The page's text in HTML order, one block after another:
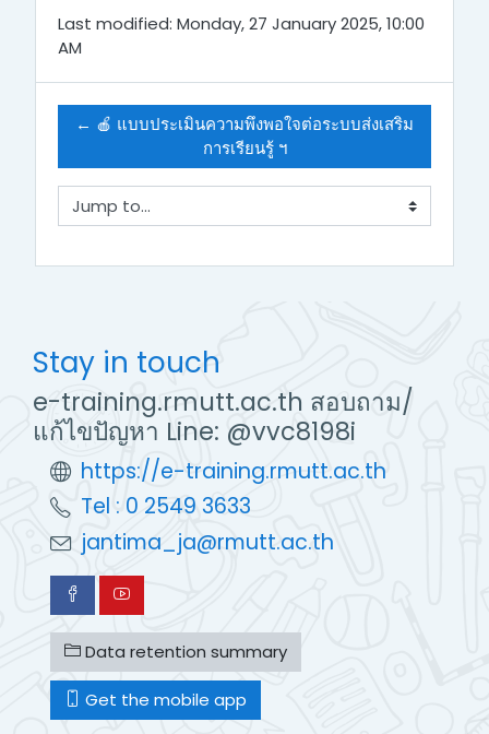
i
d
e
o
Last modified: Monday, 27 January 2025, 10:00
AM
← 🍎 แบบประเมินความพึงพอใจต่อระบบส่งเสริม
การเรียนรู้ ฯ
Jump to...
Stay in touch
e-training.rmutt.ac.th สอบถาม/
แก้ไขปัญหา Line: @vvc8198i
https://e-training.rmutt.ac.th
Tel : 0 2549 3633
jantima_ja@rmutt.ac.th
Data retention summary
Get the mobile app